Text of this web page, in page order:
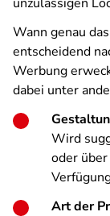
Wann genau
entscheidend
Werbung
dabei unter
Wird
oder
Art der